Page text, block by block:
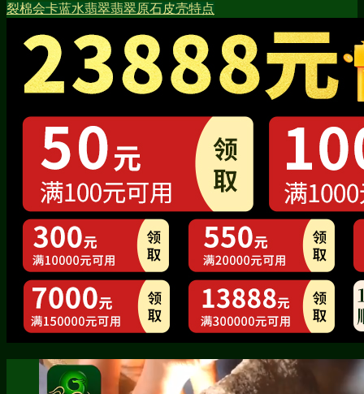
裂棉会卡蓝水翡翠翡翠原石皮壳特点